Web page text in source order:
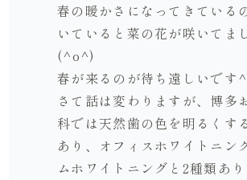
春の暖かさになってきている
いていると菜の花が咲いてま
(^o^)
春が来るのが待ち遠しいです
さて話は変わりますが、博多
科では天然歯の色を明るくす
あり、オフィスホワイトニン
ムホワイトニングと2種類あり